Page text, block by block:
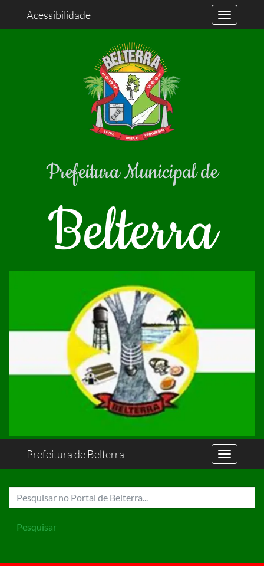
Acessibilidade
Prefeitura Municipal de
Belterra
Prefeitura de Belterra
Pesquisar